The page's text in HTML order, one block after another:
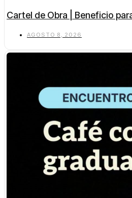
Cartel de Obra | Beneficio
AGOSTO 8, 2026